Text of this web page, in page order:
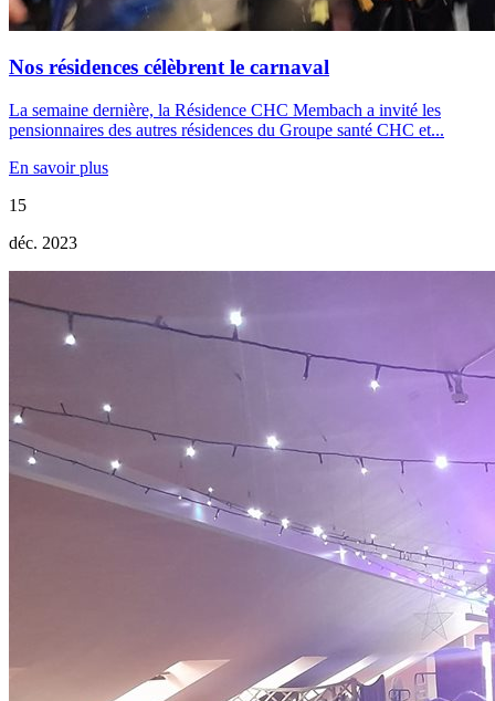
Nos résidences célèbrent le carnaval
La semaine dernière, la Résidence CHC Membach a invité les
pensionnaires des autres résidences du Groupe santé CHC et...
En savoir plus
15
déc. 2023